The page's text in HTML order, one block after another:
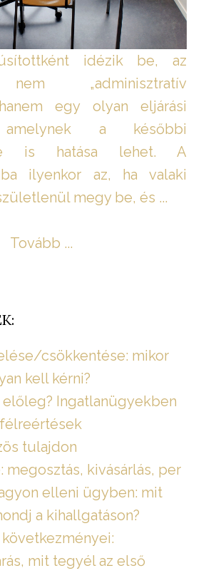
idézik be, az
„adminisztratív
egy olyan eljárási
amelynek a későbbi
is hatása lehet. A
ilyenkor az, ha valaki
megy be, és ...
Tovább ...
csökkentése: mikor
kell kérni?
előleg? Ingatlanügyekben
tulajdon
megosztás, kivásárlás, per
elleni ügyben: mit
a kihallgatáson?
mit tegyél az első